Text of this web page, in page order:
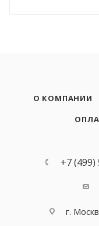
О КОМПАНИИ
+7
г.